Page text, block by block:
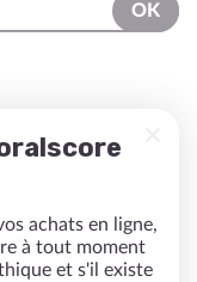
OK
achats en ligne,
à tout moment
et s'il existe